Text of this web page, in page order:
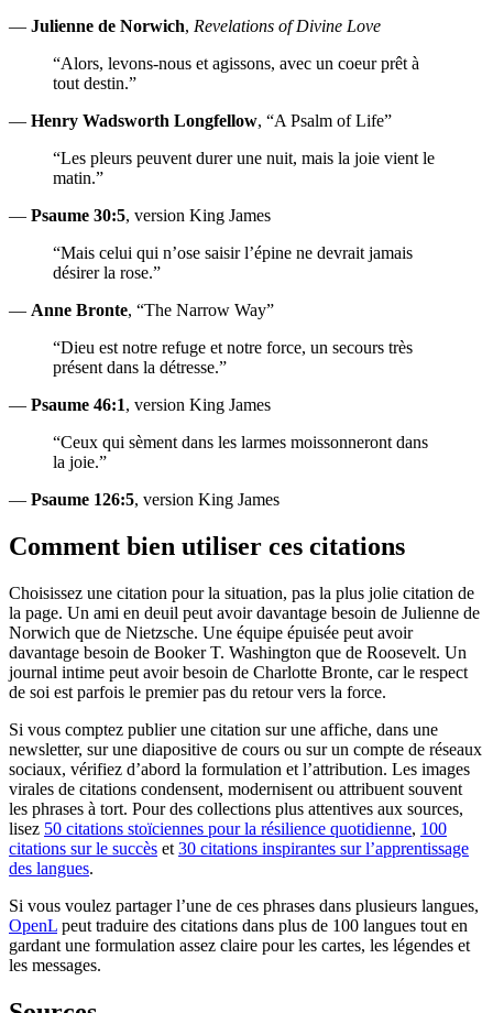
— Julienne de Norwich, Revelations of Divine Love
“Alors, levons-nous et agissons, avec un coeur prêt à
tout destin.”
— Henry Wadsworth Longfellow, “A Psalm of Life”
“Les pleurs peuvent durer une nuit, mais la joie vient le
matin.”
— Psaume 30:5, version King James
“Mais celui qui n’ose saisir l’épine ne devrait jamais
désirer la rose.”
— Anne Bronte, “The Narrow Way”
“Dieu est notre refuge et notre force, un secours très
présent dans la détresse.”
— Psaume 46:1, version King James
“Ceux qui sèment dans les larmes moissonneront dans
la joie.”
— Psaume 126:5, version King James
Comment bien utiliser ces citations
Choisissez une citation pour la situation, pas la plus jolie citation de
la page. Un ami en deuil peut avoir davantage besoin de Julienne de
Norwich que de Nietzsche. Une équipe épuisée peut avoir
davantage besoin de Booker T. Washington que de Roosevelt. Un
journal intime peut avoir besoin de Charlotte Bronte, car le respect
de soi est parfois le premier pas du retour vers la force.
Si vous comptez publier une citation sur une affiche, dans une
newsletter, sur une diapositive de cours ou sur un compte de réseaux
sociaux, vérifiez d’abord la formulation et l’attribution. Les images
virales de citations condensent, modernisent ou attribuent souvent
les phrases à tort. Pour des collections plus attentives aux sources,
lisez 50 citations stoïciennes pour la résilience quotidienne, 100
citations sur le succès et 30 citations inspirantes sur l’apprentissage
des langues.
Si vous voulez partager l’une de ces phrases dans plusieurs langues,
OpenL peut traduire des citations dans plus de 100 langues tout en
gardant une formulation assez claire pour les cartes, les légendes et
les messages.